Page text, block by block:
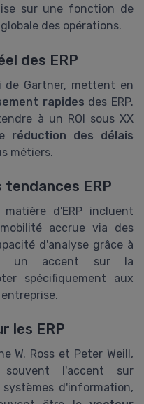
sur une fonction de
des opérations.
des ERP
de Gartner, mettent en
rapides des ERP.
à un ROI sous XX
réduction des délais
métiers.
ERP
d'ERP incluent
accrue via des
d'analyse grâce à
un accent sur la
spécifiquement aux
les ERP
W. Ross et Peter Weill,
l'accent sur
d'information,